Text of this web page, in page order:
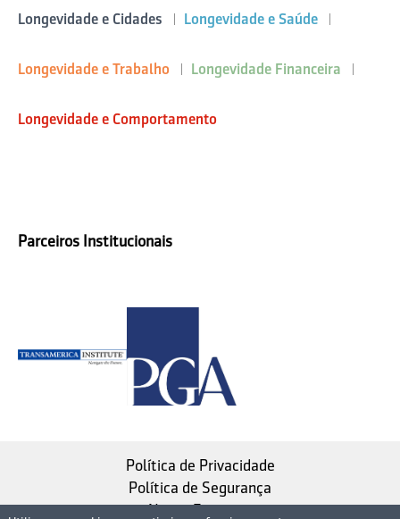
Longevidade e Cidades Longevidade e Saúde
Longevidade e Trabalho Longevidade Financeira
Longevidade e Comportamento
Parceiros Institucionais
Política de Privacidade
Política de Segurança
Nosso Estatuto